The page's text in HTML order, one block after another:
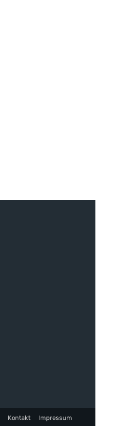
Kontakt Impressum